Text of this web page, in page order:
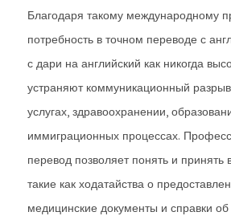
Благодаря такому международному
потребность в точном переводе с
с дари на английский как никогда
устраняют коммуникационный
услугах, здравоохранении,
иммиграционных процессах.
перевод позволяет понять и
такие как ходатайства о
медицинские документы и справки